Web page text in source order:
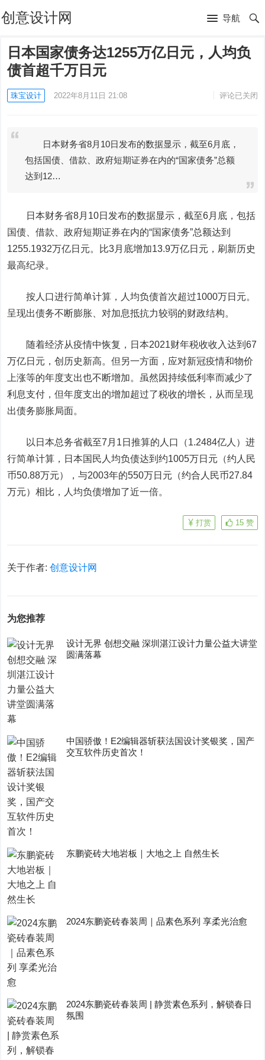
创意设计网 导航
日本国家债务达1255万亿日元，人均负
债首超千万日元
珠宝设计 2022年8月11日 21:08 评论已关闭
日本财务省8月10日发布的数据显示，截至6月底，
包括国债、借款、政府短期证券在内的“国家债务”总额
达到12…
日本财务省8月10日发布的数据显示，截至6月底，包括
国债、借款、政府短期证券在内的“国家债务”总额达到
1255.1932万亿日元。比3月底增加13.9万亿日元，刷新历史
最高纪录。
按人口进行简单计算，人均负债首次超过1000万日元。
呈现出债务不断膨胀、对加息抵抗力较弱的财政结构。
随着经济从疫情中恢复，日本2021财年税收收入达到67
万亿日元，创历史新高。但另一方面，应对新冠疫情和物价
上涨等的年度支出也不断增加。虽然因持续低利率而减少了
利息支付，但年度支出的增加超过了税收的增长，从而呈现
出债务膨胀局面。
以日本总务省截至7月1日推算的人口（1.2484亿人）进
行简单计算，日本国民人均负债达到约1005万日元（约人民
币50.88万元），与2003年的550万日元（约合人民币27.84
万元）相比，人均负债增加了近一倍。
15 赞
打赏
关于作者:创意设计网
为您推荐
设计无界 创想交融 深圳湛江设计力量公益大讲堂
圆满落幕
中国骄傲！E2编辑器斩获法国设计奖银奖，国产
交互软件历史首次！
东鹏瓷砖大地岩板｜大地之上 自然生长
2024东鹏瓷砖春装周｜品素色系列 享柔光治愈
2024东鹏瓷砖春装周 | 静赏素色系列，解锁春日
氛围